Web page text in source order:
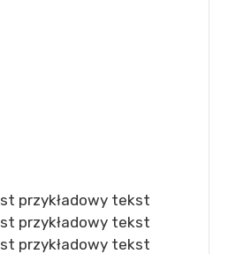
przykładowy tekst
przykładowy tekst
przykładowy tekst